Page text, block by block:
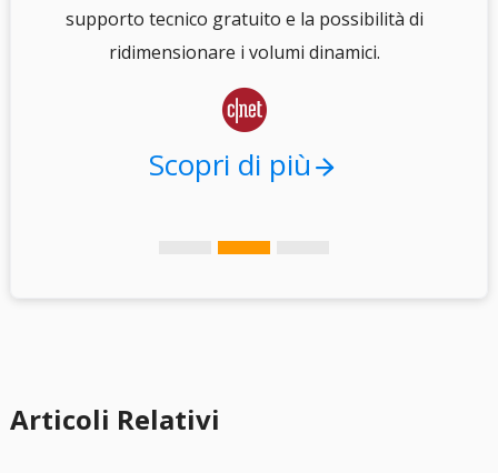
supporto tecnico gratuito e la possibilità di
ridimensionare i volumi dinamici.

Scopri di più
Articoli Relativi